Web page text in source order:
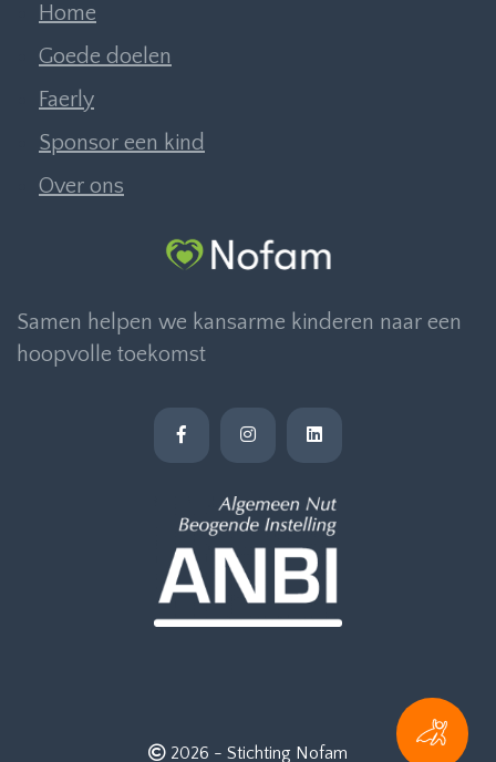
Home
Goede doelen
Faerly
Sponsor een kind
Over ons
Samen helpen we kansarme kinderen naar een
hoopvolle toekomst
2026 - Stichting Nofam